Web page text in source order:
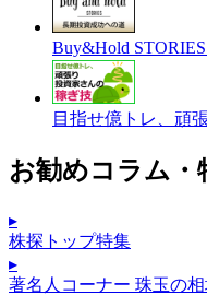
Buy&Hold
目指せ億トレ、頑
お勧めコラム・
▸
株探トップ特集
▸
著名人コーナー 珠玉の